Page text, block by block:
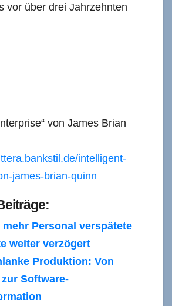
vor über drei Jahrzehnten
von James Brian
intelligent-
james-brian-quinn
mehr Personal verspätete
weiter verzögert
Produktion: Von
Software-